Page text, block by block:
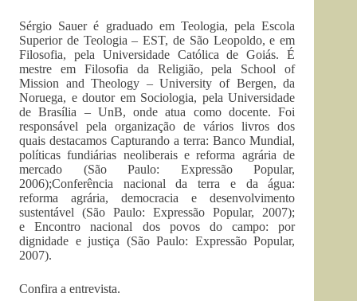
Sérgio Sauer é graduado em Teologia, pela Escola
Superior de Teologia – EST, de São Leopoldo, e em
Filosofia, pela Universidade Católica de Goiás. É
mestre em Filosofia da Religião, pela School of
Mission and Theology – University of Bergen, da
Noruega, e doutor em Sociologia, pela Universidade
de Brasília – UnB, onde atua como docente. Foi
responsável pela organização de vários livros dos
quais destacamos Capturando a terra: Banco Mundial,
políticas fundiárias neoliberais e reforma agrária de
mercado (São Paulo: Expressão Popular,
2006);Conferência nacional da terra e da água:
reforma agrária, democracia e desenvolvimento
sustentável (São Paulo: Expressão Popular, 2007);
e Encontro nacional dos povos do campo: por
dignidade e justiça (São Paulo: Expressão Popular,
2007).
Confira a entrevista.